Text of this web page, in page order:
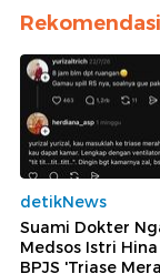
detikNews
Suami Dokter
Medsos Istri
BPJS 'Triase